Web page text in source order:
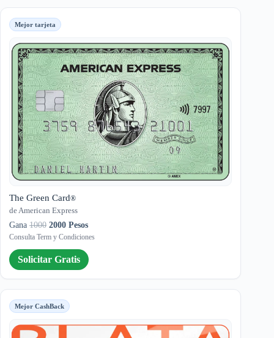
Mejor tarjeta
The Green Card®
de American Express
Gana 1000 2000 Pesos
Consulta Term y Condiciones
Solicitar Gratis
Mejor CashBack